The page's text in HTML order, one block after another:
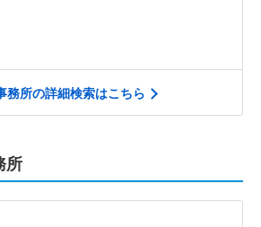
務所の詳細検索はこちら
所